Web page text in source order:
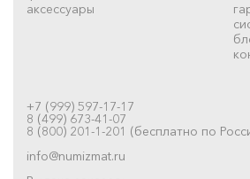
аксессуары
+7 (999) 597-17-17
8 (499) 673-41-07
8 (800) 201-1-201 (бесплатно по
info@numizmat.ru